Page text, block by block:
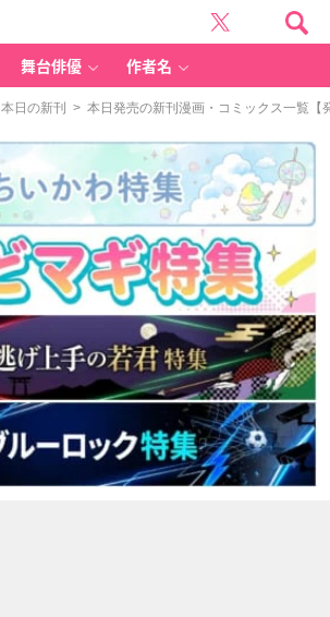
舞台俳優 作者名
本日の新刊 > 本日発売の新刊漫画・コミックス一覧【